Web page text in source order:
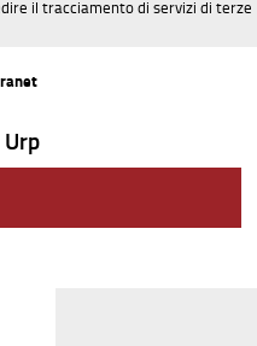
il tracciamento di servizi di terze
Urp